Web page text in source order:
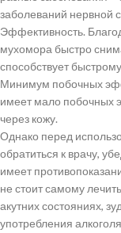
заболеваний нервной
Эффективность.
мухомора быстро
способствует
Минимум побочных
имеет мало побочных
через кожу.
Однако перед
обратиться к врачу,
имеет
не стоит самому
акутних состояниях,
употребления